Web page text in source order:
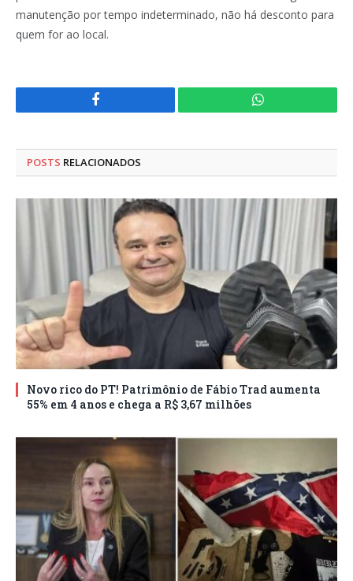
manutenção por tempo indeterminado, não há desconto para
quem for ao local.
Facebook WhatsApp
POSTS RELACIONADOS
Novo rico do PT! Patrimônio de Fábio Trad aumenta
55% em 4 anos e chega a R$ 3,67 milhões